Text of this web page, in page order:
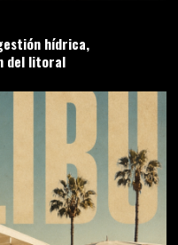
hídrica,
del litoral